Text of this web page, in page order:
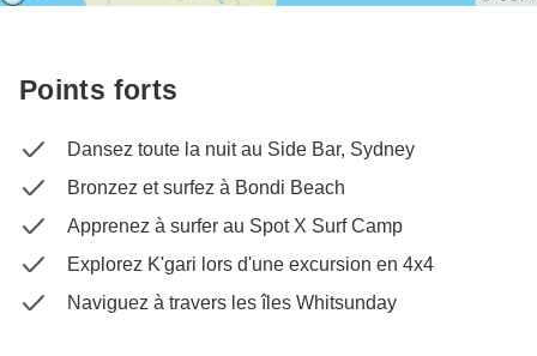
Points forts
Dansez toute la nuit au Side Bar, Sydney
Bronzez et surfez à Bondi Beach
Apprenez à surfer au Spot X Surf Camp
Explorez K'gari lors d'une excursion en 4x4
Naviguez à travers les îles Whitsunday